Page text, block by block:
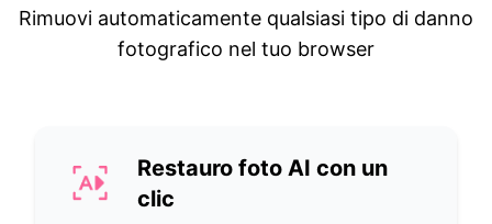
Rimuovi automaticamente qualsiasi tipo di danno
fotografico nel tuo browser
Restauro foto AI con un
clic